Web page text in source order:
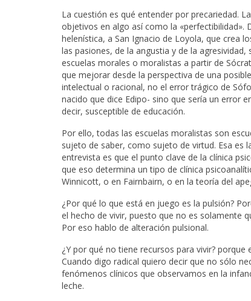
La cuestión es qué entender por precariedad.
objetivos en algo así como la «perfectibilidad».
helenística, a San Ignacio de Loyola, que crea
las pasiones, de la angustia y de la
escuelas morales o moralistas a partir de
que mejorar desde la perspectiva de una
intelectual o racional, no el error trágico de
nacido que dice Edipo- sino que sería un error
decir, susceptible de educación.
Por ello, todas las escuelas moralistas son
sujeto de saber, como sujeto de virtud. Esa es
entrevista es que el punto clave de la clínica
que eso determina un tipo de clínica
Winnicott, o en Fairnbairn, o en la teoría del
¿Por qué lo que está en juego es la pulsión?
el hecho de vivir, puesto que no es solamente
Por eso hablo de alteración pulsional.
¿Y por qué no tiene recursos para vivir?
Cuando digo radical quiero decir que no sólo
fenómenos clínicos que observamos en la
leche.